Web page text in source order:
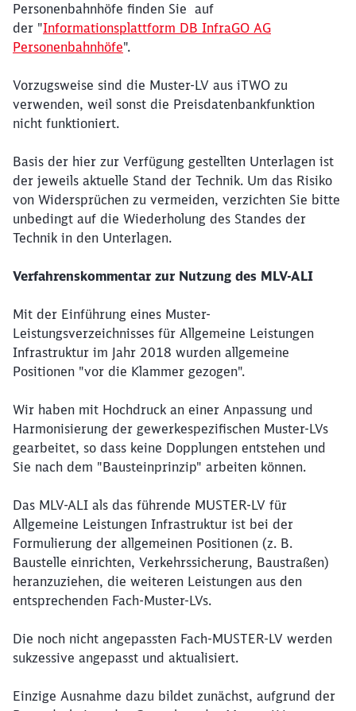
Personenbahnhöfe finden Sie auf
der "Informationsplattform DB InfraGO AG
Personenbahnhöfe".
Vorzugsweise sind die Muster-LV aus iTWO zu
verwenden, weil sonst die Preisdatenbankfunktion
nicht funktioniert.
Basis der hier zur Verfügung gestellten Unterlagen ist
der jeweils aktuelle Stand der Technik. Um das Risiko
von Widersprüchen zu vermeiden, verzichten Sie bitte
unbedingt auf die Wiederholung des Standes der
Technik in den Unterlagen.
Verfahrenskommentar zur Nutzung des MLV-ALI
Mit der Einführung eines Muster-
Leistungsverzeichnisses für Allgemeine Leistungen
Infrastruktur im Jahr 2018 wurden allgemeine
Positionen "vor die Klammer gezogen".
Wir haben mit Hochdruck an einer Anpassung und
Harmonisierung der gewerkespezifischen Muster-LVs
gearbeitet, so dass keine Dopplungen entstehen und
Sie nach dem "Bausteinprinzip" arbeiten können.
Das MLV-ALI als das führende MUSTER-LV für
Allgemeine Leistungen Infrastruktur ist bei der
Formulierung der allgemeinen Positionen (z. B.
Baustelle einrichten, Verkehrssicherung, Baustraßen)
heranzuziehen, die weiteren Leistungen aus den
entsprechenden Fach-Muster-LVs.
Die noch nicht angepassten Fach-MUSTER-LV werden
sukzessive angepasst und aktualisiert.
Einzige Ausnahme dazu bildet zunächst, aufgrund der